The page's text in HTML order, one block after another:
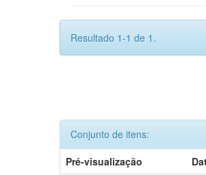
Resultado 1-1 de 1.
Conjunto de itens:
Pré-visualização